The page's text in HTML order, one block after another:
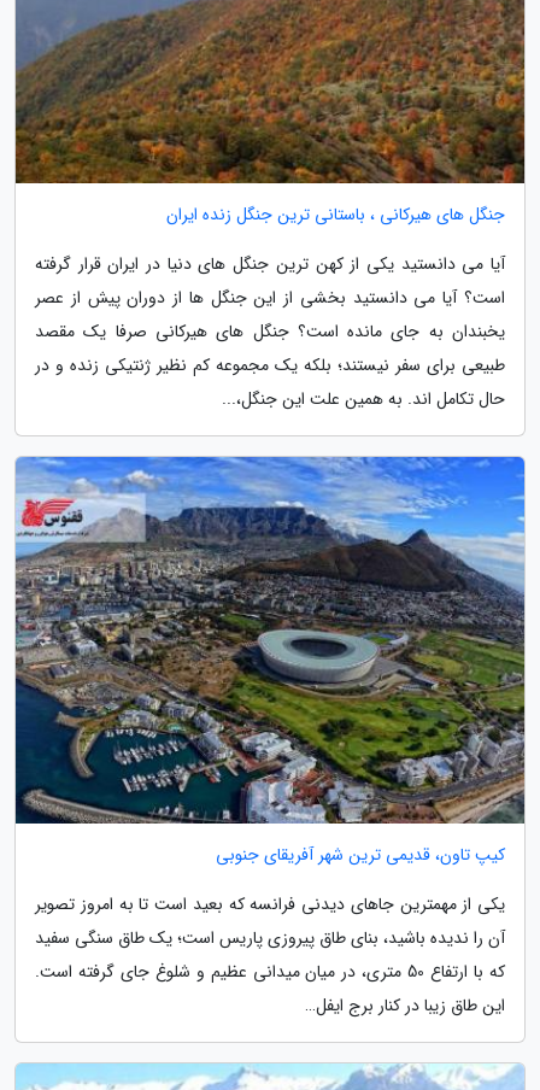
جنگل های هیرکانی ، باستانی ترین جنگل زنده ایران
آیا می دانستید یکی از کهن ترین جنگل های دنیا در ایران قرار گرفته
است؟ آیا می دانستید بخشی از این جنگل ها از دوران پیش از عصر
یخبندان به جای مانده است؟ جنگل های هیرکانی صرفا یک مقصد
طبیعی برای سفر نیستند؛ بلکه یک مجموعه کم نظیر ژنتیکی زنده و در
حال تکامل اند. به همین علت این جنگل،...
کیپ تاون، قدیمی ترین شهر آفریقای جنوبی
یکی از مهمترین جاهای دیدنی فرانسه که بعید است تا به امروز تصویر
آن را ندیده باشید، بنای طاق پیروزی پاریس است؛ یک طاق سنگی سفید
که با ارتفاع 50 متری، در میان میدانی عظیم و شلوغ جای گرفته است.
این طاق زیبا در کنار برج ایفل…